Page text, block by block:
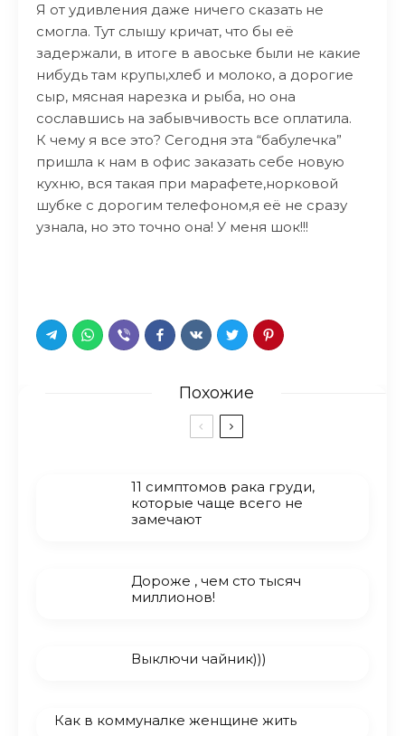
Я от удивления даже ничего сказать не
смогла. Тут слышу кричат, что бы её
задержали, в итоге в авоське были не какие
нибудь там крупы,хлеб и молоко, а дорогие
сыр, мясная нарезка и рыба, но она
сославшись на забывчивость все оплатила.
К чему я все это? Сегодня эта “бабулечка”
пришла к нам в офис заказать себе новую
кухню, вся такая при марафете,норковой
шyбке с дорогим телефоном,я её не сразу
узнала, но это точно она! У меня шок!!!
Похожие
11 симптомов рака груди,
которые чаще всего не
замечают
Дороже , чем сто тысяч
миллионов!
Выключи чайник)))
Как в коммуналке женщине жить